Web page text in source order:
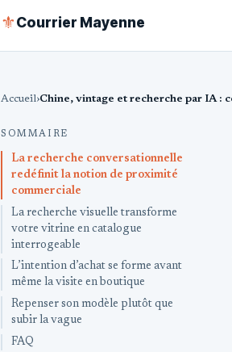
⚜Courrier Mayenne
Accueil
SOMMAIRE
La recherche conversationnelle
redéfinit la notion de proximité
commerciale
La recherche visuelle transforme
votre vitrine en catalogue
interrogeable
L’intention d’achat se forme avant
même la visite en boutique
Repenser son modèle plutôt que
subir la vague
FAQ